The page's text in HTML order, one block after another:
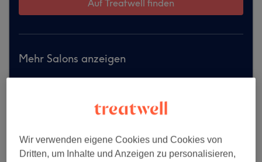
Auf Treatwell finden
Mehr Salons anzeigen
Wir verwenden eigene Cookies und Cookies von
Dritten, um Inhalte und Anzeigen zu personalisieren,